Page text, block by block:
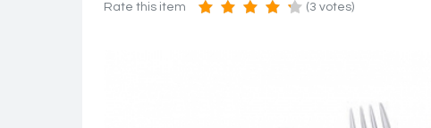
Rate this item
(3 votes)